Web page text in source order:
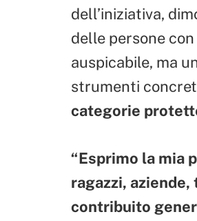
dell’iniziativa,
delle persone
auspicabile, ma
strumenti
categorie
“Esprimo la mia
ragazzi,
contribuito